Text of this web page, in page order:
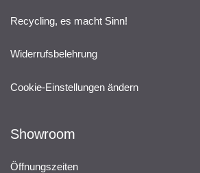
Recycling, es macht Sinn!
Widerrufsbelehrung
Cookie-Einstellungen ändern
Showroom
Öffnungszeiten